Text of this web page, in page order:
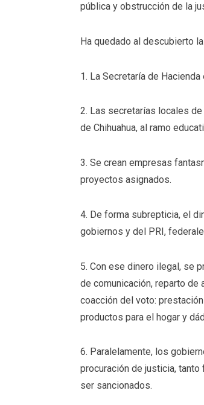
pública y obstrucción de la
Ha quedado al descubierto
1. La Secretaría de
2. Las secretarías locales
de Chihuahua, al ramo
3. Se crean empresas
proyectos asignados.
4. De forma subrepticia, el
gobiernos y del PRI,
5. Con ese dinero ilegal, se
de comunicación, reparto
coacción del voto:
productos para el hogar y
6. Paralelamente, los
procuración de justicia,
ser sancionados.